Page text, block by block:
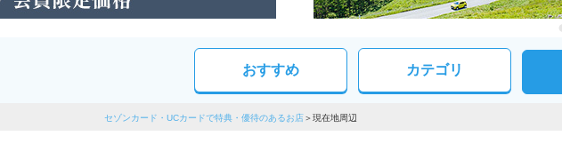
おすすめ カテゴリ
セゾンカード・UCカードで特典・優待のあるお店 現在地周辺